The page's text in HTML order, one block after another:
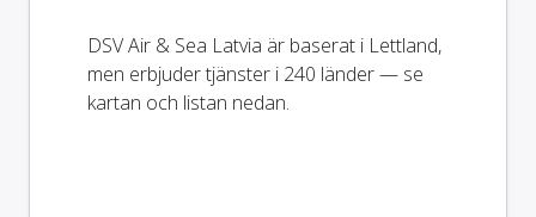
DSV Air & Sea Latvia är baserat i Lettland,
men erbjuder tjänster i 240 länder — se
kartan och listan nedan.